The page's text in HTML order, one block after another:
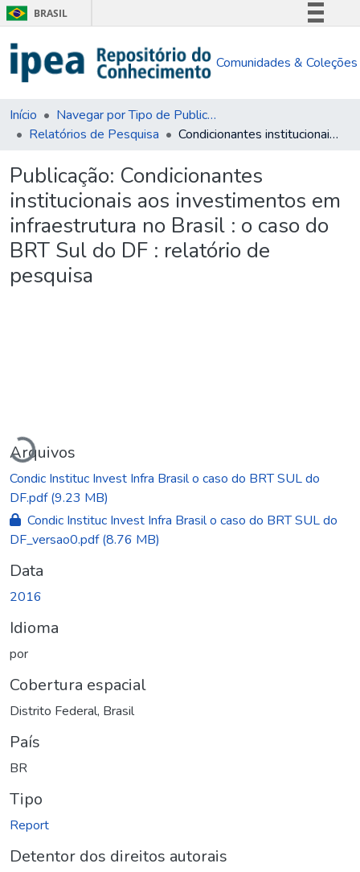
BRASIL
Comunica BR
Acesso à informação
Legislação
Comunidades & Coleções
Início
Navegar por Tipo de Publicação
Relatórios de Pesquisa
Condicionantes institucionais aos investimentos em infraestrutura no Brasil : o caso do BRT Sul do DF : relatório de pesquisa
Publicação: Condicionantes
institucionais aos investimentos em
infraestrutura no Brasil : o caso do
BRT Sul do DF : relatório de
pesquisa
Carregando...
Arquivos
Condic Instituc Invest Infra Brasil o caso do BRT SUL do
DF.pdf(9.23 MB)
Condic Instituc Invest Infra Brasil o caso do BRT SUL do
DF_versao0.pdf(8.76 MB)
Data
2016
Idioma
por
Cobertura espacial
Distrito Federal, Brasil
País
BR
Tipo
Report
Detentor dos direitos autorais